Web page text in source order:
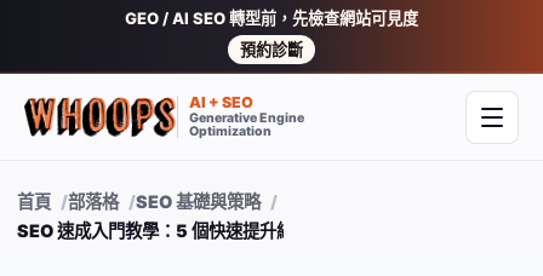
GEO / AI SEO 轉型前，先檢查網站可見度
預約診斷
AI + SEO
Generative Engine
Optimization
開啟
首頁 部落格
SEO 基礎與策略
SEO 速成入門教學：5 個快速提升網站排名的實戰技巧（2026 更新